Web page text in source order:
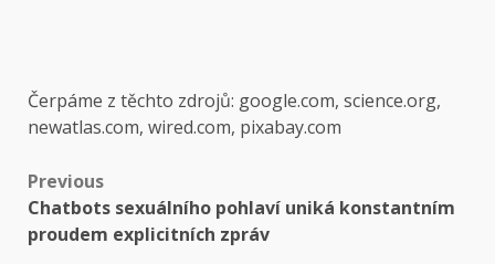
Čerpáme z těchto zdrojů: google.com, science.org,
newatlas.com, wired.com, pixabay.com
Post
navigation
Previous
Chatbots sexuálního pohlaví uniká konstantním
proudem explicitních zpráv